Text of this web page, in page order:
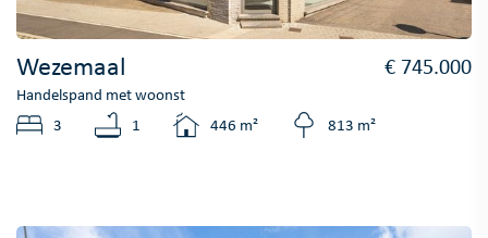
Wezemaal € 745.000
Handelspand met woonst
3
1 446 m² 813 m²